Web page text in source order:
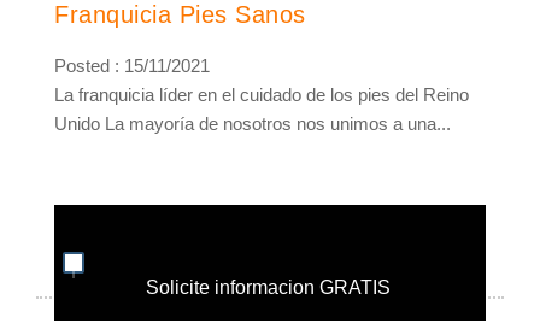
Franquicia Pies Sanos
Posted : 15/11/2021
La franquicia líder en el cuidado de los pies del Reino
Unido La mayoría de nosotros nos unimos a una...
Solicite informacion GRATIS